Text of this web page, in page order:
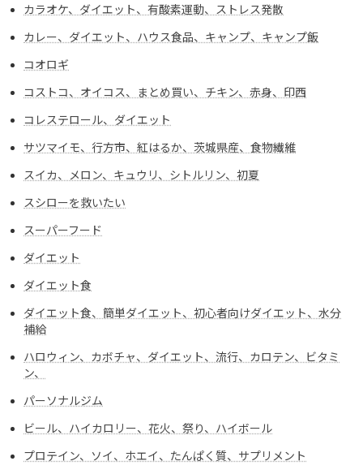
カラオケ、ダイエット、有酸素運動、ストレス発散
カレー、ダイエット、ハウス食品、キャンプ、キャンプ飯
コオロギ
コストコ、オイコス、まとめ買い、チキン、赤身、印西
コレステロール、ダイエット
サツマイモ、行方市、紅はるか、茨城県産、食物繊維
スイカ、メロン、キュウリ、シトルリン、初夏
スシローを救いたい
スーパーフード
ダイエット
ダイエット食
ダイエット食、簡単ダイエット、初心者向けダイエット、水分
補給
ハロウィン、カボチャ、ダイエット、流行、カロテン、ビタミ
ン、
パーソナルジム
ビール、ハイカロリー、花火、祭り、ハイボール
プロテイン、ソイ、ホエイ、たんぱく質、サプリメント